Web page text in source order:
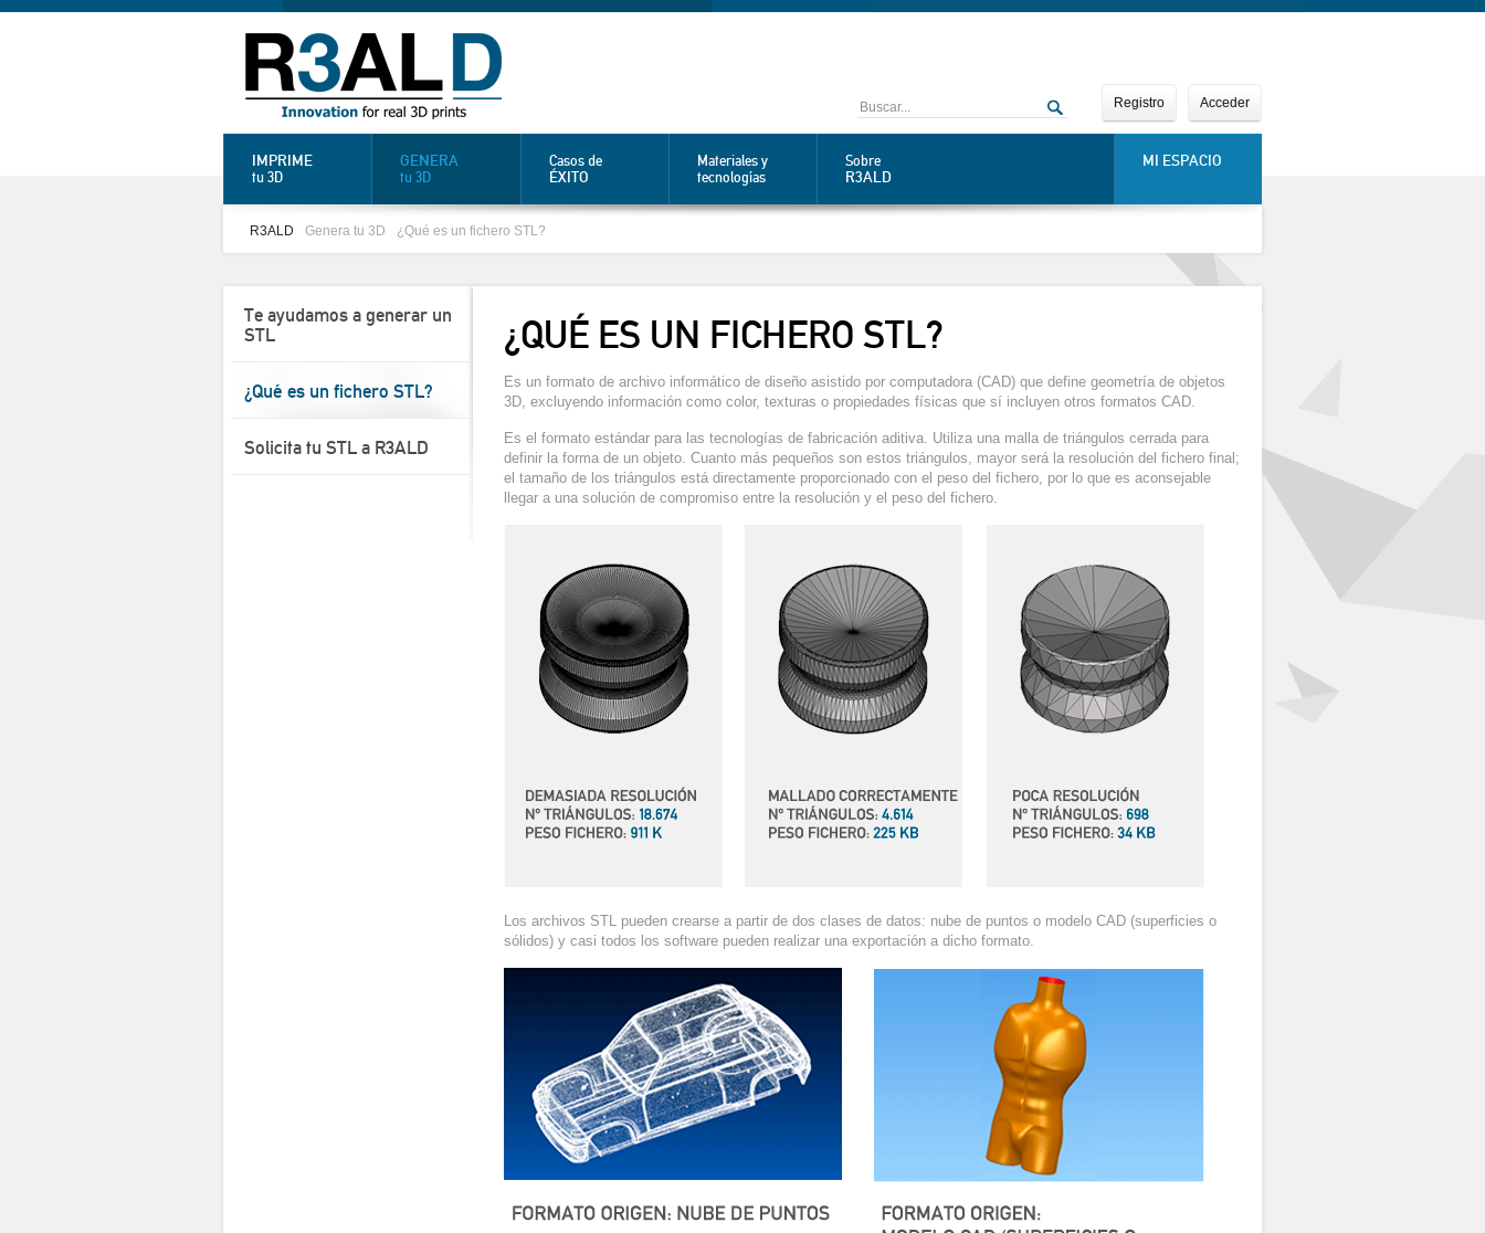
Acceder
Registro
IMPRIME
tu 3D
GENERA
tu 3D
Casos de
ÉXITO
Materiales y
tecnologías
Sobre
R3ALD
MI ESPACIO
R3ALD Genera tu 3D ¿Qué es un fichero STL?
Te ayudamos a generar un
STL
¿Qué es un fichero STL?
Solicita tu STL a R3ALD
¿QUÉ ES UN FICHERO STL?
Es un formato de archivo informático de diseño asistido por computadora (CAD) que define geometría de objetos
3D, excluyendo información como color, texturas o propiedades físicas que sí incluyen otros formatos CAD.
Es el formato estándar para las tecnologías de fabricación aditiva. Utiliza una malla de triángulos cerrada para
definir la forma de un objeto. Cuanto más pequeños son estos triángulos, mayor será la resolución del fichero final;
el tamaño de los triángulos está directamente proporcionado con el peso del fichero, por lo que es aconsejable
llegar a una solución de compromiso entre la resolución y el peso del fichero.
Los archivos STL pueden crearse a partir de dos clases de datos: nube de puntos o modelo CAD (superficies o
sólidos) y casi todos los software pueden realizar una exportación a dicho formato.